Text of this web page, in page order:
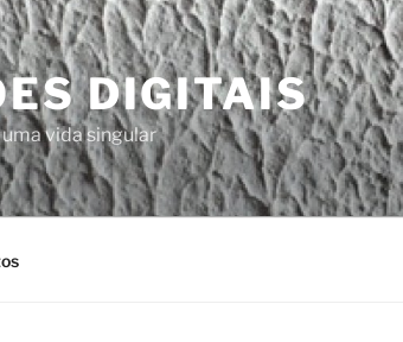
DIGITAIS
vida singular